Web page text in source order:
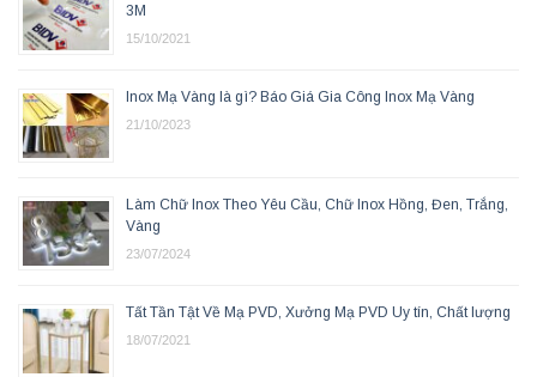
3M
15/10/2021
Inox Mạ Vàng là gì? Báo Giá Gia Công Inox Mạ Vàng
21/10/2023
Làm Chữ Inox Theo Yêu Cầu, Chữ Inox Hồng, Đen, Trắng,
Vàng
23/07/2024
Tất Tần Tật Về Mạ PVD, Xưởng Mạ PVD Uy tín, Chất lượng
18/07/2021